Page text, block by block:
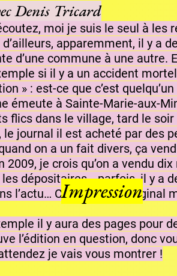
Impression
Denis Tricard
moi je suis le seul à
apparemment, il y a
d’une commune à une autre.
si il y a un accident
» : est-ce que c’est
émeute à Sainte-Marie-aux-
flics dans le village, tard le
le journal il est acheté par des
on a un fait divers, ça
2009, je crois qu’on a vendu
les dépositaires… parfois, il y a
l’actu… C’est assez marginal
il y aura des pages pour
l’édition en question, donc
je vais vous montrer !